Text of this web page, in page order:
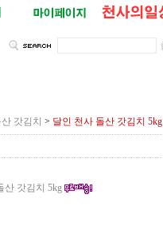
갓김치 > 달인 천사 돌산 갓김치 5kg
갓김치 5kg